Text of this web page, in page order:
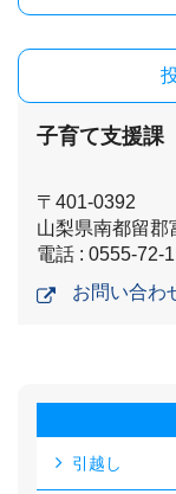
子育て支援課
〒401-0392
山梨県南都留郡
電話 : 0555-72-
お問い合わ
引越し